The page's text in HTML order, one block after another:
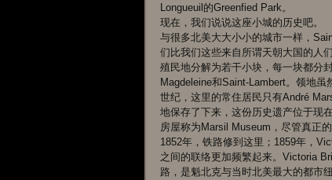
Longueuil的Greenfied Park。
现在，我们说说这座小城的历史吧。
与很多北美大大小小的城市一样，
们比我们这些来自所谓天朝大国的人
殖民地分解为若干小块，每一块都分
Magdeleine和Saint-Lambert。领地
世纪，这里的常住居民只有André
地保存了下来，这份历史遗产位于现
房屋称为Marsil Museum，尽管真正
1852年，铁路修到这里；1859年，
之间的联络更加频繁起来。Victoria
路，是魁北克与当时北美最大的都市